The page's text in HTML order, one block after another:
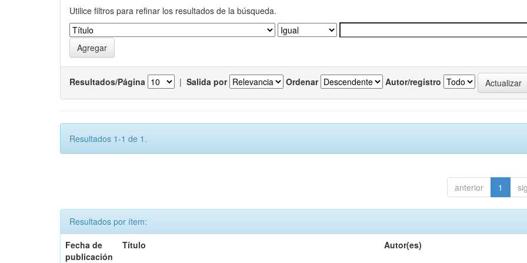
Utilice filtros para refinar los resultados de la búsqueda.
Resultados/Página | Salida por Ordenar Autor/registro
Resultados 1-1 de 1.
anterior 1
Resultados por ítem:
Fecha de
publicación
Título Autor(es)